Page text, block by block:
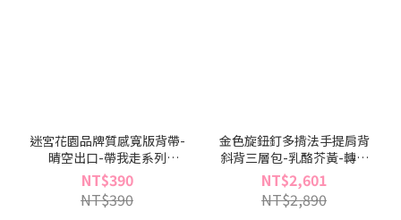
迷宮花園品牌質感寬版背帶-
晴空出口-帶我走系列
(BN96546-39)
NT$390
NT$390
金色旋鈕釘多揹法手提肩背
斜背三層包-乳酪芥黃-轉轉
系列(BZ96490-59)
NT$2,601
NT$2,890